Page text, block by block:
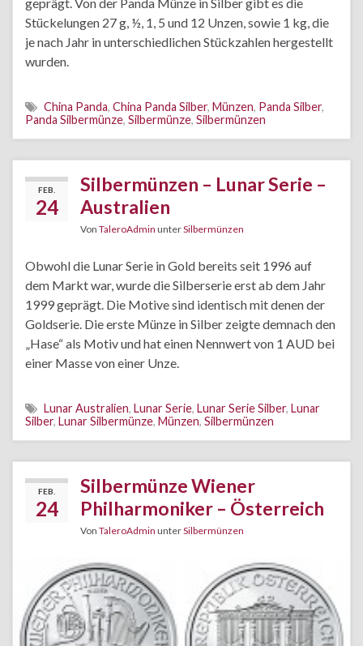
Stückelungen 27 g, ½, 1, 5 und 12 Unzen, sowie 1 kg, die
je nach Jahr in unterschiedlichen Stückzahlen hergestellt
wurden.
China Panda, China Panda Silber, Münzen, Panda Silber,
Panda Silbermünze, Silbermünze, Silbermünzen
FEB.
24
Silbermünzen – Lunar Serie –
Australien
Von TaleroAdmin unterSilbermünzen
Obwohl die Lunar Serie in Gold bereits seit 1996 auf
dem Markt war, wurde die Silberserie erst ab dem Jahr
1999 geprägt. Die Motive sind identisch mit denen der
Goldserie. Die erste Münze in Silber zeigte demnach den
„Hase“ als Motiv und hat einen Nennwert von 1 AUD bei
einer Masse von einer Unze.
Lunar Australien, Lunar Serie, Lunar Serie Silber, Lunar
Silber, Lunar Silbermünze, Münzen, Silbermünzen
FEB.
24
Silbermünze Wiener
Philharmoniker – Österreich
Von TaleroAdmin unterSilbermünzen